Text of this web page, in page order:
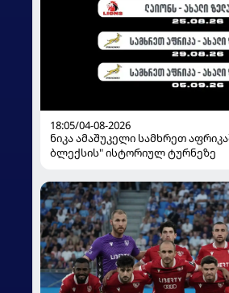
18:05/04-08-2026
ნიკა ამაშუკელი სამხრეთ
ბლექსის" ისტორიულ ტურნეზე